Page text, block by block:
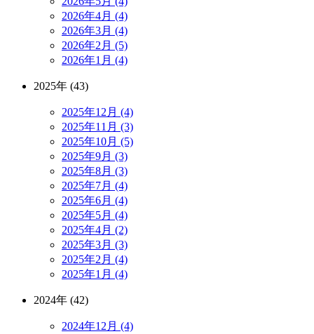
2026年4月 (4)
2026年3月 (4)
2026年2月 (5)
2026年1月 (4)
2025年 (43)
2025年12月 (4)
2025年11月 (3)
2025年10月 (5)
2025年9月 (3)
2025年8月 (3)
2025年7月 (4)
2025年6月 (4)
2025年5月 (4)
2025年4月 (2)
2025年3月 (3)
2025年2月 (4)
2025年1月 (4)
2024年 (42)
2024年12月 (4)